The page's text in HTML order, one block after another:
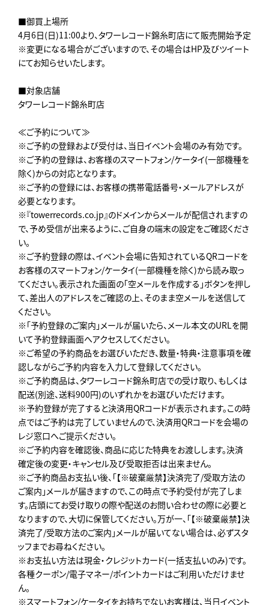
■御買上場所
4月6日(日)11:00より、タワーレコード錦糸町店にて販売開始予定
※変更になる場合がございますので、その場合はHP及びツイート
にてお知らせいたします。
■対象店舗
タワーレコード錦糸町店
≪ご予約について≫
※ご予約の登録および受付は、当日イベント会場のみ有効です。
※ご予約の登録は、お客様のスマートフォン/ケータイ(一部機種を
除く)からの対応となります。
※ご予約の登録には、お客様の携帯電話番号・メールアドレスが
必要となります。
※『towerrecords.co.jp』のドメインからメールが配信されますの
で、予め受信が出来るように、ご自身の端末の設定をご確認くださ
い。
※ご予約登録の際は、イベント会場に告知されているQRコードを
お客様のスマートフォン/ケータイ(一部機種を除く)から読み取っ
てください。表示された画面の「空メールを作成する」ボタンを押し
て、差出人のアドレスをご確認の上、そのまま空メールを送信して
ください。
※「予約登録のご案内」メールが届いたら、メール本文のURLを開
いて予約登録画面へアクセスしてください。
※ご希望の予約商品をお選びいただき、数量・特典・注意事項を確
認しながらご予約内容を入力して登録してください。
※ご予約商品は、タワーレコード錦糸町店での受け取り、もしくは
配送(別途、送料900円)のいずれかをお選びいただけます。
※予約登録が完了すると決済用QRコードが表示されます。この時
点ではご予約は完了していませんので、決済用QRコードを会場の
レジ窓口へご提示ください。
※ご予約内容を確認後、商品に応じた特典をお渡しします。決済
確定後の変更・キャンセル及び受取拒否は出来ません。
※ご予約商品お支払い後、「【※破棄厳禁】決済完了/受取方法の
ご案内」メールが届きますので、この時点で予約受付が完了しま
す。店頭にてお受け取りの際や配送のお問い合わせの際に必要と
なりますので、大切に保管してください。万が一、「【※破棄厳禁】決
済完了/受取方法のご案内」メールが届いてない場合は、必ずスタ
ッフまでお尋ねください。
※お支払い方法は現金・クレジットカード(一括支払いのみ)です。
各種クーポン/電子マネー/ポイントカードはご利用いただけませ
ん。
※スマートフォン/ケータイをお持ちでないお客様は、当日イベント